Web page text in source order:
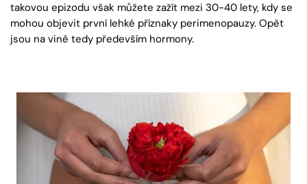
takovou epizodu však můžete zažít mezi 30-40 lety, kdy se
mohou objevit první lehké příznaky perimenopauzy. Opět
jsou na vině tedy především hormony.